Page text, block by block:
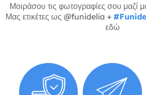
Μοιράσου τις φωτογραφίες σου μαζί
Μας ετικέτες ως @funidelia +
εδώ